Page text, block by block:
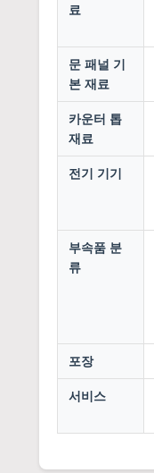
료
문 패널 기
본 재료
카운터 톱
재료
전기 기기
부속품 분
류
포장
서비스